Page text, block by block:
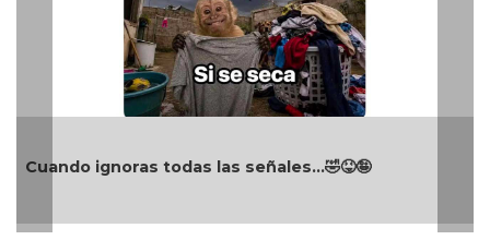
Cuando ignoras todas las señales…🤣😝🤪